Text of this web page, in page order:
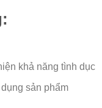
khả năng tình dục
sản phẩm